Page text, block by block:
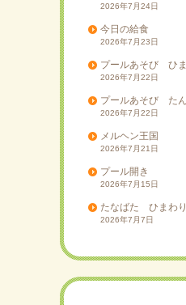
2026年7月24日
今日の給食
2026年7月23日
プールあそび ひ
2026年7月22日
プールあそび た
2026年7月22日
メルヘン王国
2026年7月21日
プール開き
2026年7月15日
たなばた ひまわ
2026年7月7日